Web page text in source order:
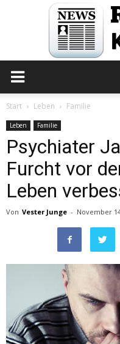
Start Leben Familie
Leben Familie
Psychiater
Furcht vor
Leben
Von Vester Junge - November